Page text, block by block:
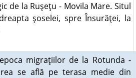
de la Ruşeţu - Movila Mare. Situl
şoselei, spre Însurăţei, la
migraţiilor de la Rotunda -
se află pe terasa medie din